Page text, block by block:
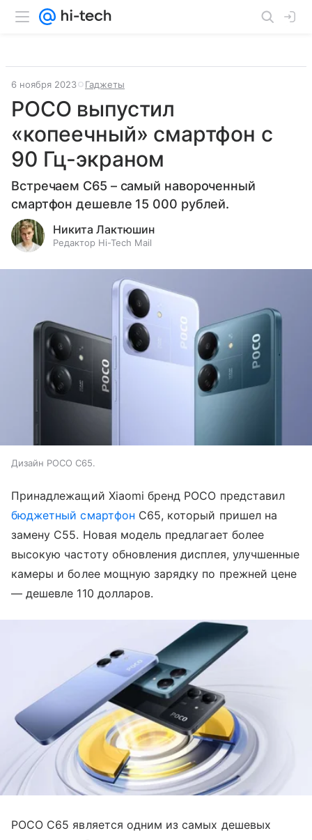
6 ноября 2023 Гаджеты
POCO выпустил
«копеечный» смартфон с
90 Гц-экраном
Встречаем C65 – самый навороченный
смартфон дешевле 15 000 рублей.
Никита Лактюшин
Редактор Hi-Tech Mail
Дизайн POCO C65.
Принадлежащий Xiaomi бренд POCO представил
бюджетный смартфон C65, который пришел на
замену C55. Новая модель предлагает более
высокую частоту обновления дисплея, улучшенные
камеры и более мощную зарядку по прежней цене
— дешевле 110 долларов.
POCO C65 является одним из самых дешевых